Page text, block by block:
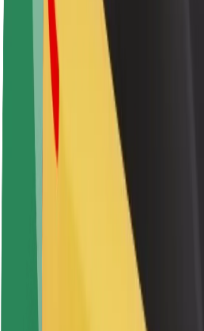
Apie „Bolt“
„Bolt“ tvarumo politika
Projektas „Zero“
Tinklaraštis
Naujienų centras
Prekių ženklo gairės
Investuotojams
Prekės ženklas